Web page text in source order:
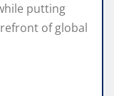
putting
of global